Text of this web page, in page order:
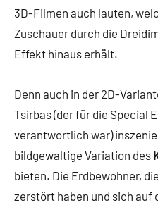
3D-Filmen auch lauten,
Zuschauer durch die
Effekt hinaus erhält.
Denn auch in der 2D-
Tsirbas (der für die Special
verantwortlich war)
bildgewaltige Variation des
bieten. Die Erdbewohner,
zerstört haben und sich auf